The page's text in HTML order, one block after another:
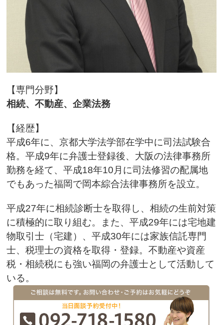
【専門分野】
相続、不動産、企業法務
【経歴】
平成6年に、京都大学法学部在学中に司法試験合
格。平成9年に弁護士登録後、大阪の法律事務所
勤務を経て、平成18年10月に司法修習の配属地
でもあった福岡で岡本綜合法律事務所を設立。
平成27年に相続診断士を取得し、相続の生前対策
に積極的に取り組む。また、平成29年には宅地建
物取引士（宅建）、平成30年には家族信託専門
士、税理士の資格を取得・登録。不動産や資産
税・相続税にも強い福岡の弁護士として活動して
いる。